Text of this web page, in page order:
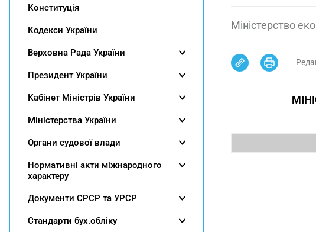
Міністерство
Конституція
Кодекси України
Верховна Рада України
Президент України
Кабінет Міністрів України
Міністерства України
Органи судової влади
Нормативні акти міжнародного
характеру
Документи СРСР та УРСР
Cтандарти бух.обліку